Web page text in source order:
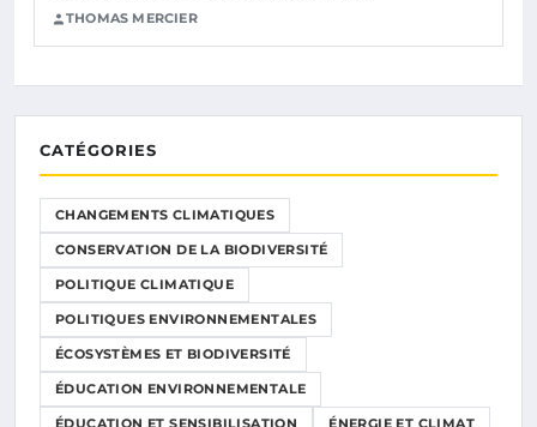
THOMAS MERCIER
CATÉGORIES
CHANGEMENTS CLIMATIQUES
CONSERVATION DE LA BIODIVERSITÉ
POLITIQUE CLIMATIQUE
POLITIQUES ENVIRONNEMENTALES
ÉCOSYSTÈMES ET BIODIVERSITÉ
ÉDUCATION ENVIRONNEMENTALE